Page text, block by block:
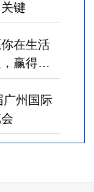
键
在生活
赢得幸
广州国际